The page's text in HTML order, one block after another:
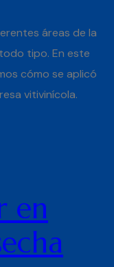
áreas de la
tipo. En este
cómo se aplicó
vitivinícola.
en